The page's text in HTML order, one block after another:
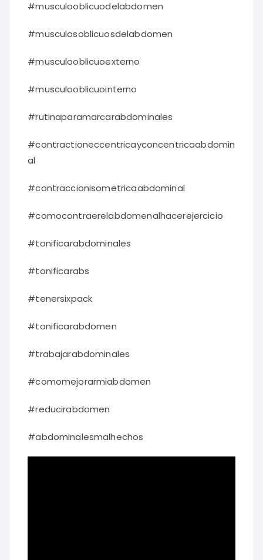
#musculooblicuodelabdomen
#musculosoblicuosdelabdomen
#musculooblicuoexterno
#musculooblicuointerno
#rutinaparamarcarabdominales
#contractioneccentricayconcentricaabdomin
al
#contraccionisometricaabdominal
#comocontraerelabdomenalhacerejercicio
#tonificarabdominales
#tonificarabs
#tenersixpack
#tonificarabdomen
#trabajarabdominales
#comomejorarmiabdomen
#reducirabdomen
#abdominalesmalhechos